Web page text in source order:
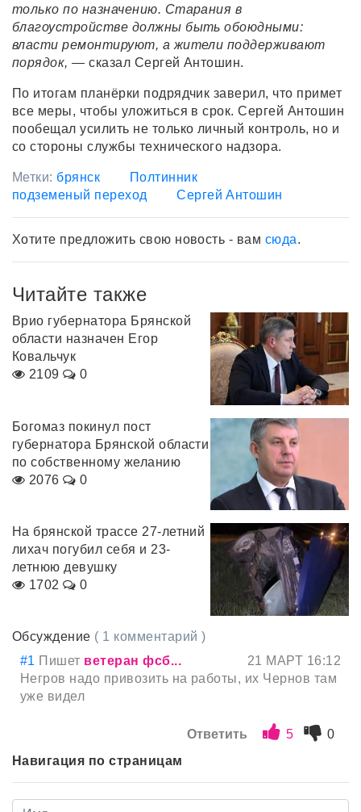
только по назначению. Старания в
благоустройстве должны быть обоюдными:
власти ремонтируют, а жители поддерживают
порядок, — сказал Сергей Антошин.
По итогам планёрки подрядчик заверил, что примет
все меры, чтобы уложиться в срок. Сергей Антошин
пообещал усилить не только личный контроль, но и
со стороны службы технического надзора.
Метки: брянск
Полтинник
подземеный переход
Сергей Антошин
Хотите предложить свою новость - вам сюда.
Читайте также
Врио губернатора Брянской
области назначен Егор
Ковальчук
2109
0
Богомаз покинул пост
губернатора Брянской области
по собственному желанию
2076
0
На брянской трассе 27-летний
лихач погубил себя и 23-
летнюю девушку
1702
0
Обсуждение ( 1 комментарий )
#1 Пишет ветеран фсб...
21 МАРТ 16:12
Негров надо привозить на работы, их Чернов там
уже видел
Ответить 5
0
Навигация по страницам